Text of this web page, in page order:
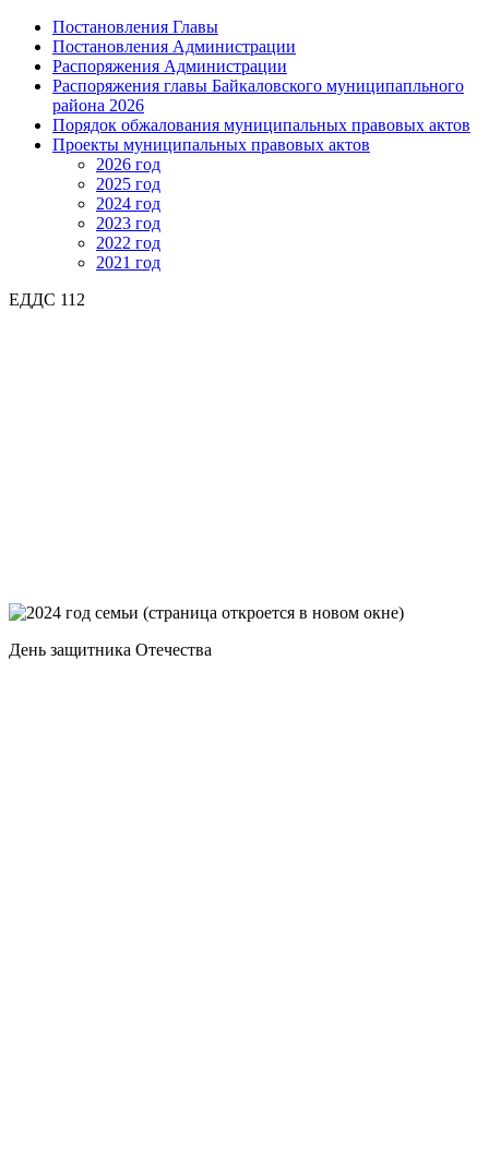
Постановления Главы
Постановления Администрации
Распоряжения Администрации
Распоряжения главы Байкаловского муниципапльного
района 2026
Порядок обжалования муниципальных правовых актов
Проекты муниципальных правовых актов
2026 год
2025 год
2024 год
2023 год
2022 год
2021 год
ЕДДС 112
День защитника Отечества